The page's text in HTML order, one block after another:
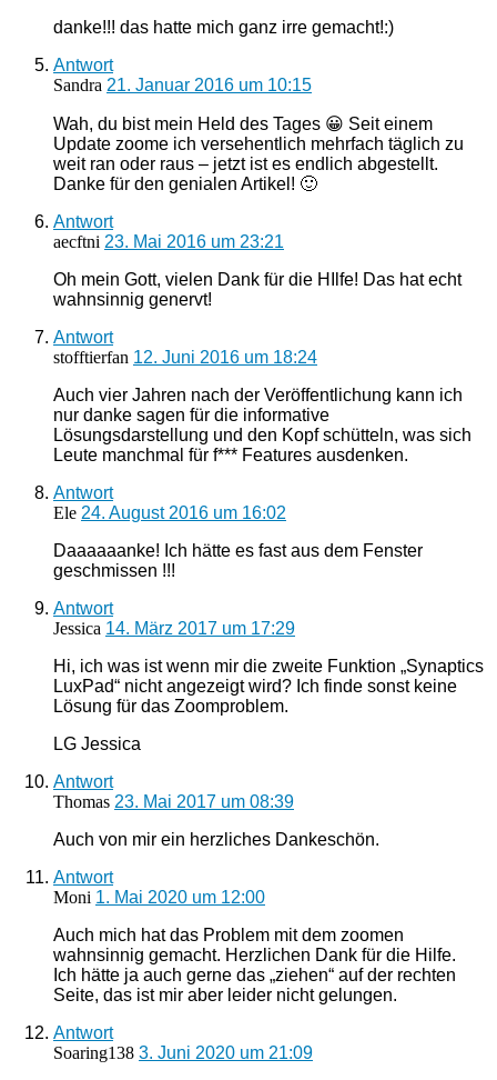
danke!!! das hatte mich ganz irre gemacht!:)
Antwort
Sandra 21. Januar 2016 um 10:15
Wah, du bist mein Held des Tages 😀 Seit einem
Update zoome ich versehentlich mehrfach täglich zu
weit ran oder raus – jetzt ist es endlich abgestellt.
Danke für den genialen Artikel! 🙂
Antwort
aecftni 23. Mai 2016 um 23:21
Oh mein Gott, vielen Dank für die HIlfe! Das hat echt
wahnsinnig genervt!
Antwort
stofftierfan 12. Juni 2016 um 18:24
Auch vier Jahren nach der Veröffentlichung kann ich
nur danke sagen für die informative
Lösungsdarstellung und den Kopf schütteln, was sich
Leute manchmal für f*** Features ausdenken.
Antwort
Ele 24. August 2016 um 16:02
Daaaaaanke! Ich hätte es fast aus dem Fenster
geschmissen !!!
Antwort
Jessica 14. März 2017 um 17:29
Hi, ich was ist wenn mir die zweite Funktion „Synaptics
LuxPad“ nicht angezeigt wird? Ich finde sonst keine
Lösung für das Zoomproblem.
LG Jessica
Antwort
Thomas 23. Mai 2017 um 08:39
Auch von mir ein herzliches Dankeschön.
Antwort
Moni 1. Mai 2020 um 12:00
Auch mich hat das Problem mit dem zoomen
wahnsinnig gemacht. Herzlichen Dank für die Hilfe.
Ich hätte ja auch gerne das „ziehen“ auf der rechten
Seite, das ist mir aber leider nicht gelungen.
Antwort
Soaring138 3. Juni 2020 um 21:09